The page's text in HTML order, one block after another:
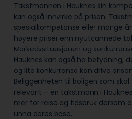
Takstmannen i Hauknes sin
kan også innvirke på prisen.
spesialkompetanse eller mange
høyere priser enn nyutdannede
Markedssituasjonen og
Hauknes kan også ha betydning,
og lite konkurranse kan drive
Beliggenheten til boligen som skal
relevant – en takstmann i
mer for reise og tidsbruk dersom
unna deres base.